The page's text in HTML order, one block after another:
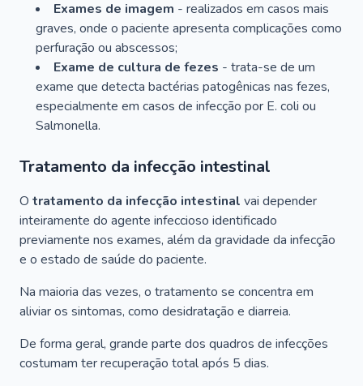
Exames de imagem - realizados em casos mais
graves, onde o paciente apresenta complicações como
perfuração ou abscessos;
Exame de cultura de fezes - trata-se de um
exame que detecta bactérias patogênicas nas fezes,
especialmente em casos de infecção por E. coli ou
Salmonella.
Tratamento da infecção intestinal
O tratamento da infecção intestinal vai depender
inteiramente do agente infeccioso identificado
previamente nos exames, além da gravidade da infecção
e o estado de saúde do paciente.
Na maioria das vezes, o tratamento se concentra em
aliviar os sintomas, como desidratação e diarreia.
De forma geral, grande parte dos quadros de infecções
costumam ter recuperação total após 5 dias.